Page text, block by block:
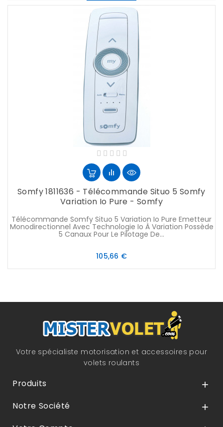
Somfy 1811636 - Télécommande Situo 5 Somfy
Variation Io Pure - Somfy
Télécommande Somfy Situo 5 Variation Io Pure Emetteur
Monodirectionnel Avec Technologie Io À Variation Possède
5 Canaux Pour Le Pilotage De...
105,66 €Prix
Votre spécialiste motorisation et accessoires pour
volets roulants
Produits 
Notre Société 